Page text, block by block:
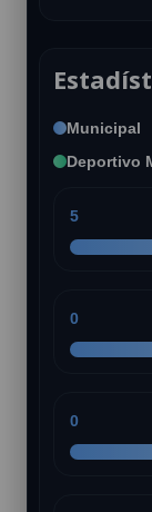
Municipal
Deportivo
5
0
0